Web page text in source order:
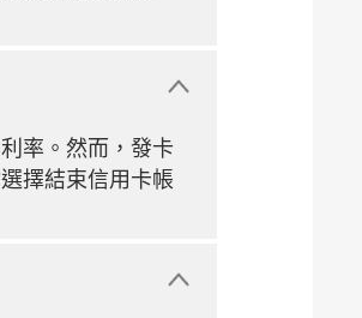
率。然而，發卡
擇結束信用卡帳